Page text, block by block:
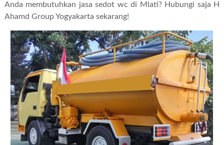
Anda membutuhkan jasa sedot wc di Mlati? Hubungi saja H
Ahamd Group Yogyakarta sekarang!